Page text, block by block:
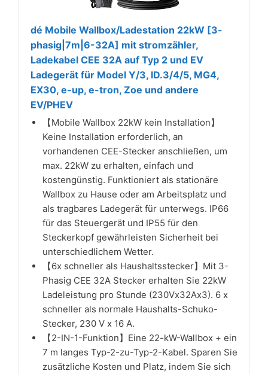
dé Mobile Wallbox/Ladestation 22kW [3-
phasig|7m|6-32A] mit stromzähler,
Ladekabel CEE 32A auf Typ 2 und EV
Ladegerät für Model Y/3, ID.3/4/5, MG4,
EX30, e-up, e-tron, Zoe und andere
EV/PHEV
【Mobile Wallbox 22kW kein Installation】
Keine Installation erforderlich, an
vorhandenen CEE-Stecker anschließen, um
max. 22kW zu erhalten, einfach und
kostengünstig. Funktioniert als stationäre
Wallbox zu Hause oder am Arbeitsplatz und
als tragbares Ladegerät für unterwegs. IP66
für das Steuergerät und IP55 für den
Steckerkopf gewährleisten Sicherheit bei
unterschiedlichem Wetter.
【6x schneller als Haushaltsstecker】Mit 3-
Phasig CEE 32A Stecker erhalten Sie 22kW
Ladeleistung pro Stunde (230Vx32Ax3). 6 x
schneller als normale Haushalts-Schuko-
Stecker, 230 V x 16 A.
【2-IN-1-Funktion】Eine 22-kW-Wallbox + ein
7 m langes Typ-2-zu-Typ-2-Kabel. Sparen Sie
zusätzliche Kosten und Platz, indem Sie sich